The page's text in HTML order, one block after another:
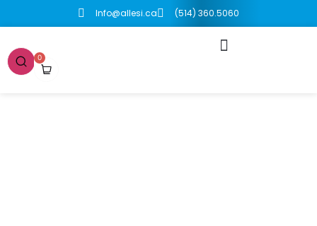
Info@allesi.ca (514) 360.5060
0